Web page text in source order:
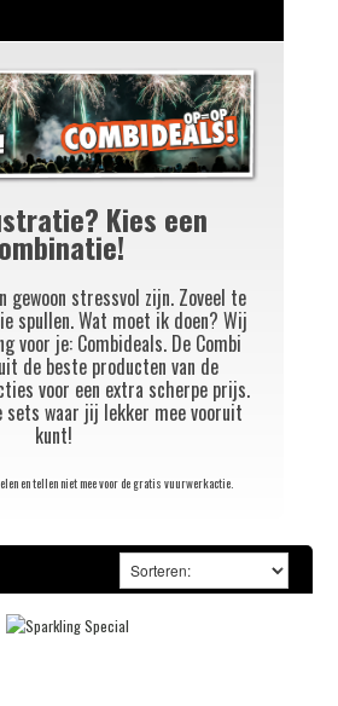
Kies een
gewoon stressvol zijn. Zoveel te
spullen. Wat moet ik doen? Wij
voor je: Combideals. De Combi
de beste producten van de
voor een extra scherpe prijs.
sets waar jij lekker mee vooruit
kunt!
en tellen niet mee voor de gratis vuurwerkactie.